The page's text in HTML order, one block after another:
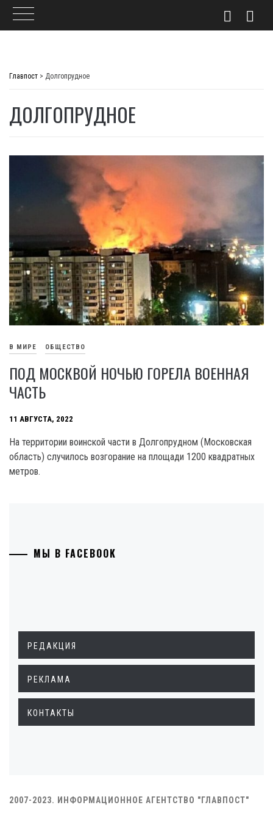
Главпост > Долгопрудное
ДОЛГОПРУДНОЕ
В МИРЕ ОБЩЕСТВО
ПОД МОСКВОЙ НОЧЬЮ ГОРЕЛА ВОЕННАЯ
ЧАСТЬ
11 АВГУСТА, 2022
На территории воинской части в Долгопрудном (Московская
область) случилось возгорание на площади 1200 квадратных
метров.
МЫ В FACEBOOK
РЕДАКЦИЯ
РЕКЛАМА
КОНТАКТЫ
2007-2023. ИНФОРМАЦИОННОЕ АГЕНТСТВО "ГЛАВПОСТ"